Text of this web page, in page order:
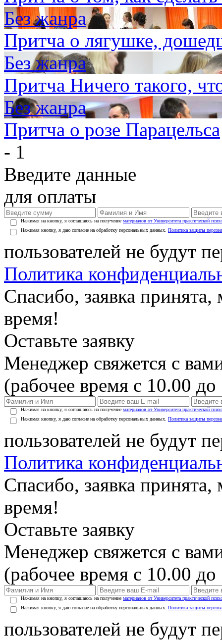
Без жанра
Притча о лягушке,
Без жанра
Притча Ничего такого,
Без жанра
Притча о розе Парацельса
- 1
Введите данные
для оплаты
Нажимая на кнопку, я соглашаюсь на получение материалов от Университета практической
Нажимая кнопку, я даю согласие на обработку персональных данных. Политика защиты
пользователей не будут
Политика
Спасибо, заявка
время!
Оставьте заявку
Менеджер свяжется с
(рабочее время с 10.00
Нажимая на кнопку, я соглашаюсь на получение материалов от Университета практической
Нажимая кнопку, я даю согласие на обработку персональных данных. Политика защиты
пользователей не будут
Политика
Спасибо, заявка
время!
Оставьте заявку
Менеджер свяжется с
(рабочее время с 10.00
Нажимая на кнопку, я соглашаюсь на получение материалов от Университета практической
Нажимая кнопку, я даю согласие на обработку персональных данных. Политика защиты
пользователей не будут